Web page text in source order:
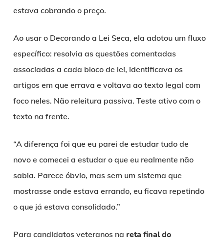
estava cobrando o preço.
Ao usar o Decorando a Lei Seca, ela adotou um fluxo
específico: resolvia as questões comentadas
associadas a cada bloco de lei, identificava os
artigos em que errava e voltava ao texto legal com
foco neles. Não releitura passiva. Teste ativo com o
texto na frente.
“A diferença foi que eu parei de estudar tudo de
novo e comecei a estudar o que eu realmente não
sabia. Parece óbvio, mas sem um sistema que
mostrasse onde estava errando, eu ficava repetindo
o que já estava consolidado.”
Para candidatos veteranos na reta final do